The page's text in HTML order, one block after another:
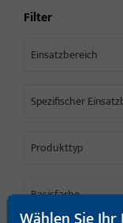
Filter
Einsatzbereich
Spezifischer
Produkttyp
Basisfarbe